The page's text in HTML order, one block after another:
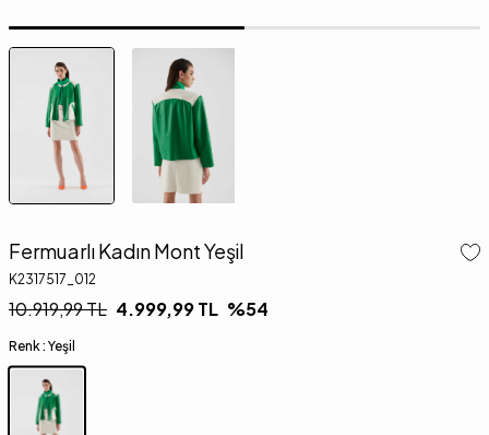
Fermuarlı Kadın Mont Yeşil
K2317517_012
10.919,99TL 4.999,99TL %54
Renk : Yeşil